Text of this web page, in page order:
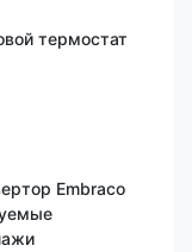
термостат
Embraco